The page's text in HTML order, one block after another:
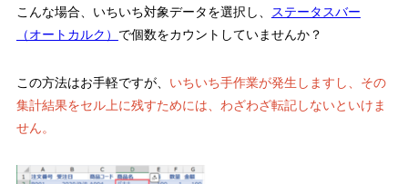
こんな場合、いちいち対象データを選択し、
ステータスバー
（オートカルク） で個数をカウントしていませんか？
この方法はお手軽ですが、 いちいち手作業が発生しますし、その
集計結果をセル上に残すためには、わざわざ転記しないといけま
せん。